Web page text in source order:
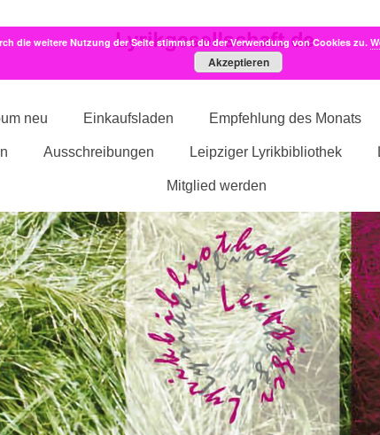
neu Einkaufsladen Empfehlung des Monats
Ausschreibungen Leipziger Lyrikbibliothek
Mitglied werden
die weitere Nutzung der Seite stimmst du der Verwendung von Cookies zu.
Akzeptieren